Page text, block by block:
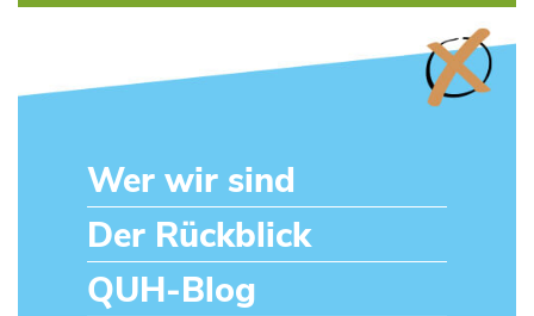
Wer wir sind
Der Rückblick
QUH-Blog